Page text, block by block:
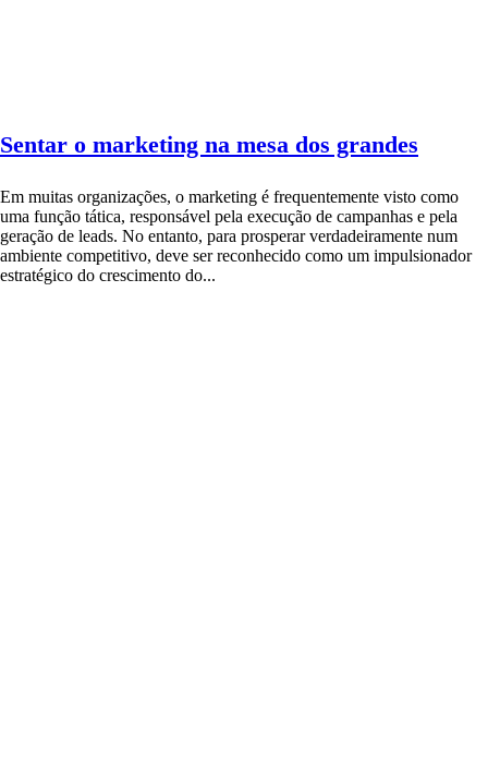
Sentar o marketing na mesa dos grandes
Em muitas organizações, o marketing é frequentemente visto como
uma função tática, responsável pela execução de campanhas e pela
geração de leads. No entanto, para prosperar verdadeiramente num
ambiente competitivo, deve ser reconhecido como um impulsionador
estratégico do crescimento do...